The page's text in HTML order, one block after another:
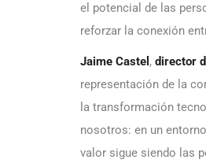
el potencial de las
reforzar la conexión
Jaime Castel , director
representación de la
la transformación
nosotros: en un
valor sigue siendo las